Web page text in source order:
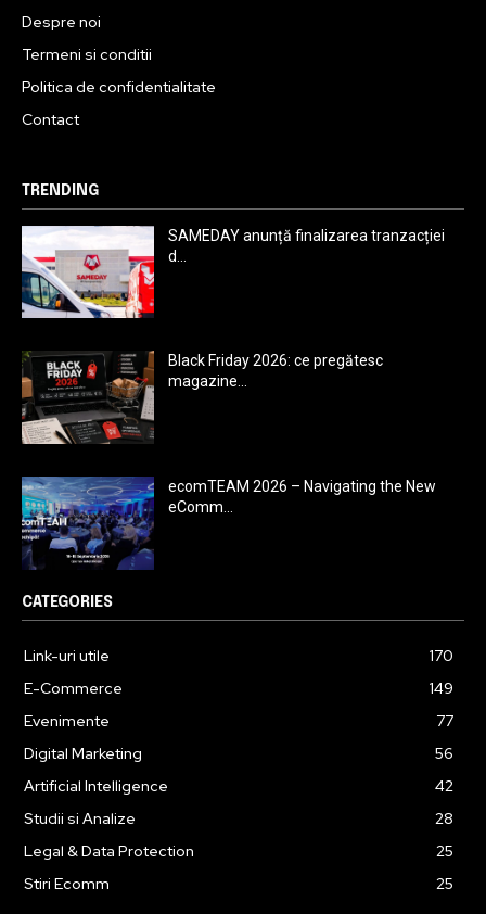
Despre noi
Termeni si conditii
Politica de confidentialitate
Contact
TRENDING
SAMEDAY anunță finalizarea tranzacției
d...
Black Friday 2026: ce pregătesc
magazine...
ecomTEAM 2026 – Navigating the New
eComm...
CATEGORIES
Link-uri utile
170
E-Commerce
149
Evenimente
77
Digital Marketing
56
Artificial Intelligence
42
Studii si Analize
28
Legal & Data Protection
25
Stiri Ecomm
25